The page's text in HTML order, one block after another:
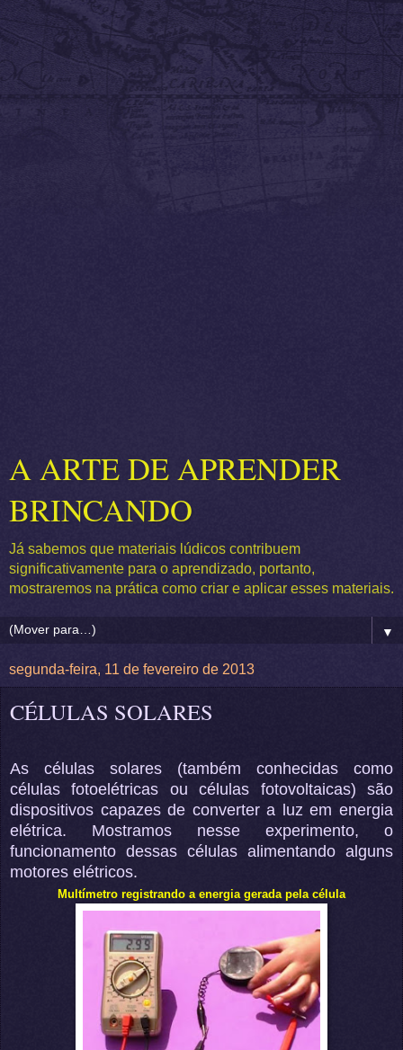
A ARTE DE APRENDER
BRINCANDO
Já sabemos que materiais lúdicos contribuem
significativamente para o aprendizado, portanto,
mostraremos na prática como criar e aplicar esses materiais.
▼
segunda-feira, 11 de fevereiro de 2013
CÉLULAS SOLARES
As células solares (também conhecidas como
células fotoelétricas ou células fotovoltaicas) são
dispositivos capazes de converter a luz em energia
elétrica. Mostramos nesse experimento, o
funcionamento dessas células alimentando alguns
motores elétricos.
Multímetro registrando a energia gerada pela célula